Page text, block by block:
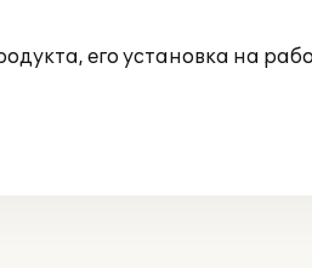
его установка на